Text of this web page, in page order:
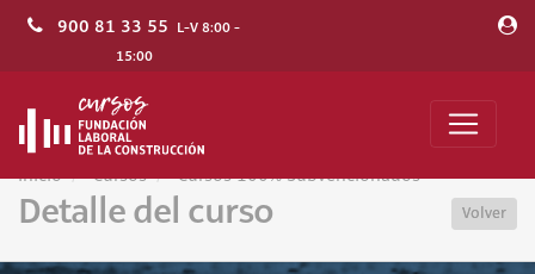
900 81 33 55 L-V 8:00 -
15:00
Inicio Cursos Cursos 100% Subvencionados
Detalle del curso Volver